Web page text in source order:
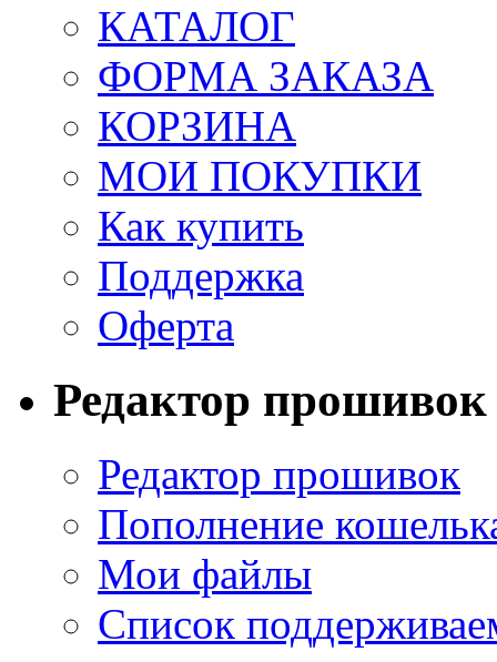
КАТАЛОГ
ФОРМА ЗАКАЗА
КОРЗИНА
МОИ ПОКУПКИ
Как купить
Поддержка
Оферта
Редактор прошивок
Редактор прошивок
Пополнение
Мои файлы
Список